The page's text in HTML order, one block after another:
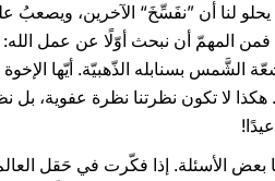
لنا أن ”نفَسِّخَ“ الآخرين، ويصعبُ
فمن المهمّ أن نبحث أوّلًا عن عمل
الشَّمس بسنابله الذّهبيّة. أيّها
هكذا لا تكون نظرتنا نظرة عفوية،
بعض الأسئلة. إذا فكّرت في حَقل